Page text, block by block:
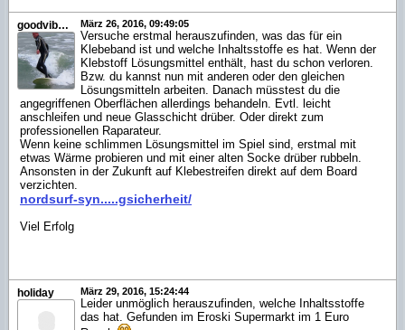
goodvibrations März 26, 2016, 09:49:05
Versuche erstmal herauszufinden, was das für ein
Klebeband ist und welche Inhaltsstoffe es hat. Wenn der
Klebstoff Lösungsmittel enthält, hast du schon verloren.
Bzw. du kannst nun mit anderen oder den gleichen
Lösungsmitteln arbeiten. Danach müsstest du die
angegriffenen Oberflächen allerdings behandeln. Evtl. leicht
anschleifen und neue Glasschicht drüber. Oder direkt zum
professionellen Raparateur.
Wenn keine schlimmen Lösungsmittel im Spiel sind, erstmal mit
etwas Wärme probieren und mit einer alten Socke drüber rubbeln.
Ansonsten in der Zukunft auf Klebestreifen direkt auf dem Board
verzichten.
nordsurf-syn.....gsicherheit/
Viel Erfolg
holiday März 29, 2016, 15:24:44
Leider unmöglich herauszufinden, welche Inhaltsstoffe
das hat. Gefunden im Eroski Supermarkt im 1 Euro